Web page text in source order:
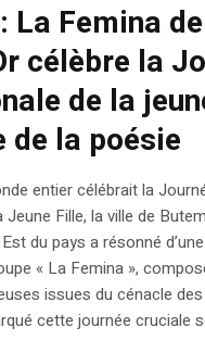
La Femina
célèbre la
de la
de la poésie
entier célébrait la
Jeune Fille, la ville de
du pays a résonné
« La Femina »,
issues du cénacle
cette journée cruciale